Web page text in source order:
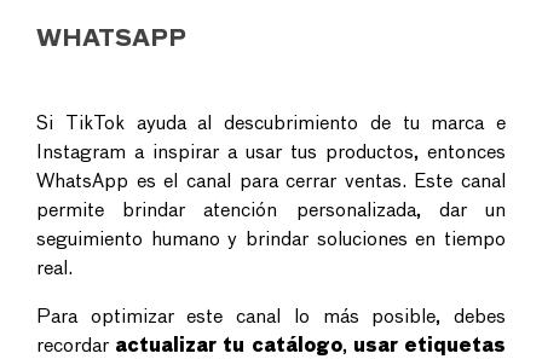
WHATSAPP
Si TikTok ayuda al descubrimiento de tu marca e
Instagram a inspirar a usar tus productos, entonces
WhatsApp es el canal para cerrar ventas. Este canal
permite brindar atención personalizada, dar un
seguimiento humano y brindar soluciones en tiempo
real.
Para optimizar este canal lo más posible, debes
recordar actualizar tu catálogo, usar etiquetas